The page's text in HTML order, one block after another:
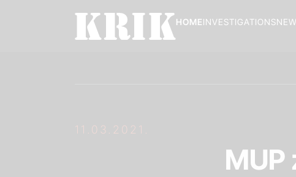
INVESTIGATIONS
HOME
11.03.2021.
MUP